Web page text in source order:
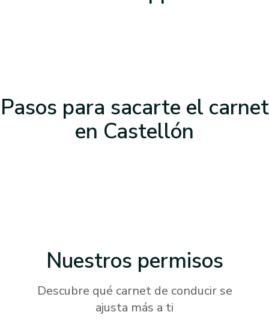
Pasos para sacarte el carnet
en Castellón
Nuestros permisos
Descubre qué carnet de conducir se
ajusta más a ti